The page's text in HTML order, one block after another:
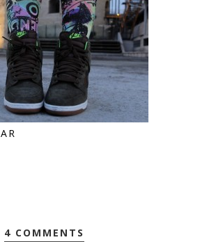
4 COMMENTS